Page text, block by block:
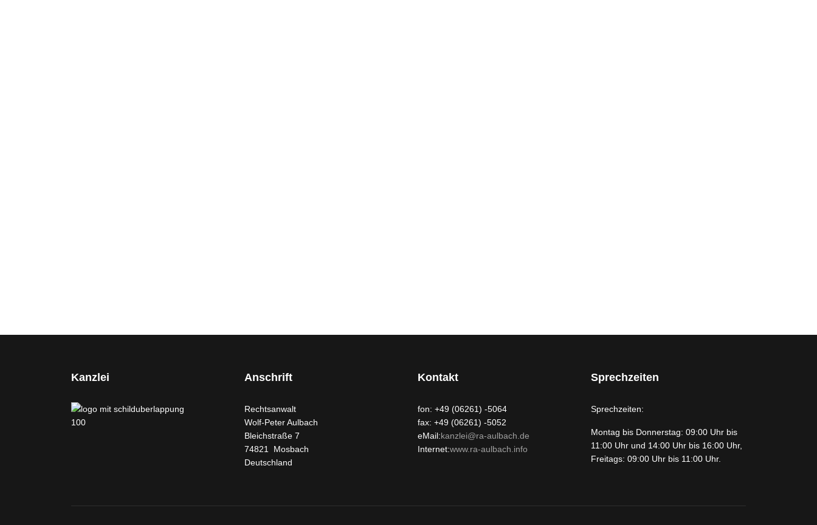
Kanzlei Anschrift
Rechtsanwalt
Wolf-Peter Aulbach
Bleichstraße 7
74821 Mosbach
Deutschland
Kontakt
fon: +49 (06261) -5064
fax: +49 (06261) -5052
eMail:kanzlei@ra-aulbach.de
Internet:www.ra-aulbach.info
Sprechzeiten
Sprechzeiten:
Montag bis Donnerstag: 09:00 Uhr bis
11:00 Uhr und 14:00 Uhr bis 16:00 Uhr,
Freitags: 09:00 Uhr bis 11:00 Uhr.